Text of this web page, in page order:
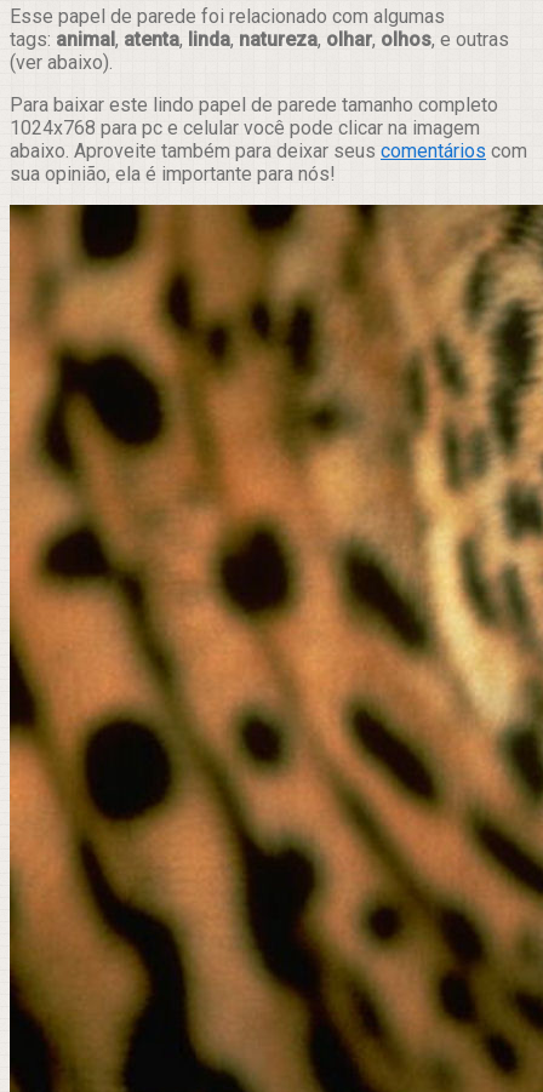
Esse papel de parede foi relacionado com algumas
tags: animal, atenta, linda, natureza, olhar, olhos, e outras
(ver abaixo).
Para baixar este lindo papel de parede tamanho completo
1024x768 para pc e celular você pode clicar na imagem
abaixo. Aproveite também para deixar seus comentários com
sua opinião, ela é importante para nós!